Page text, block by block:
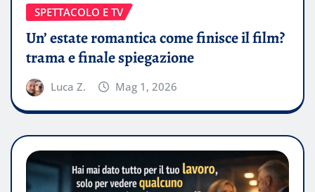
SPETTACOLO E TV
Un’ estate romantica come finisce il film?
trama e finale spiegazione
Luca Z. Mag 1, 2026